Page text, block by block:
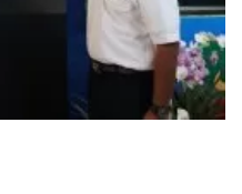
puncak mudik pada H-